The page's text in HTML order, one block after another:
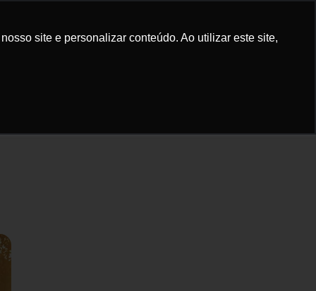
site e personalizar conteúdo. Ao utilizar este site,